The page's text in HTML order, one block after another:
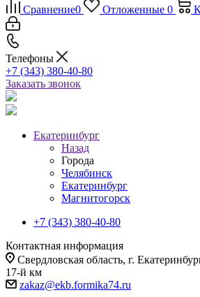
Сравнение0 Отложенные 0
Телефоны
+7 (343) 380-40-80
Заказать звонок
Екатеринбург
Назад
Города
Челябинск
Екатеринбург
Магнитогорск
+7 (343) 380-40-80
Контактная информация
Свердловская область, г.
17-й км
zakaz@ekb.formika74.ru